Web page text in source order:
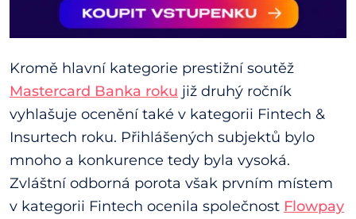
Kromě hlavní kategorie prestižní soutěž
Mastercard Banka roku již druhý ročník
vyhlašuje ocenění také v kategorii Fintech &
Insurtech roku. Přihlášených subjektů bylo
mnoho a konkurence tedy byla vysoká.
Zvláštní odborná porota však prvním místem
v kategorii Fintech ocenila společnost Flowpay